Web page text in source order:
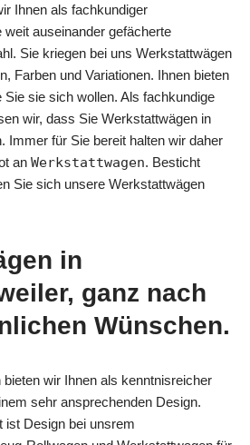
Ihnen als fachkundiger
auseinander gefächerte
Sie kriegen bei uns Werkstattwägen
Farben und Variationen. Ihnen bieten
sie sich wollen. Als fachkundige
wir, dass Sie Werkstattwägen in
Immer für Sie bereit halten wir daher
an Werkstattwagen. Besticht
Sie sich unsere Werkstattwägen
in
ganz nach
Wünschen.
wir Ihnen als kenntnisreicher
sehr ansprechenden Design.
ist Design bei unsrem